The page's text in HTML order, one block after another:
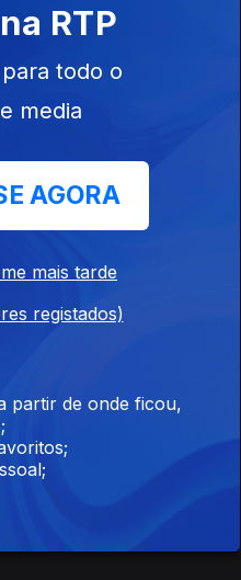
Edição de Celina Faria
07/2026, Edição de
Edição de Celina Faria
07/2026, Edição de
Edição de Celina Faria
07/2026, Edição de
RTP
todo o
media
AGORA
mais tarde
registados)
partir de onde ficou,